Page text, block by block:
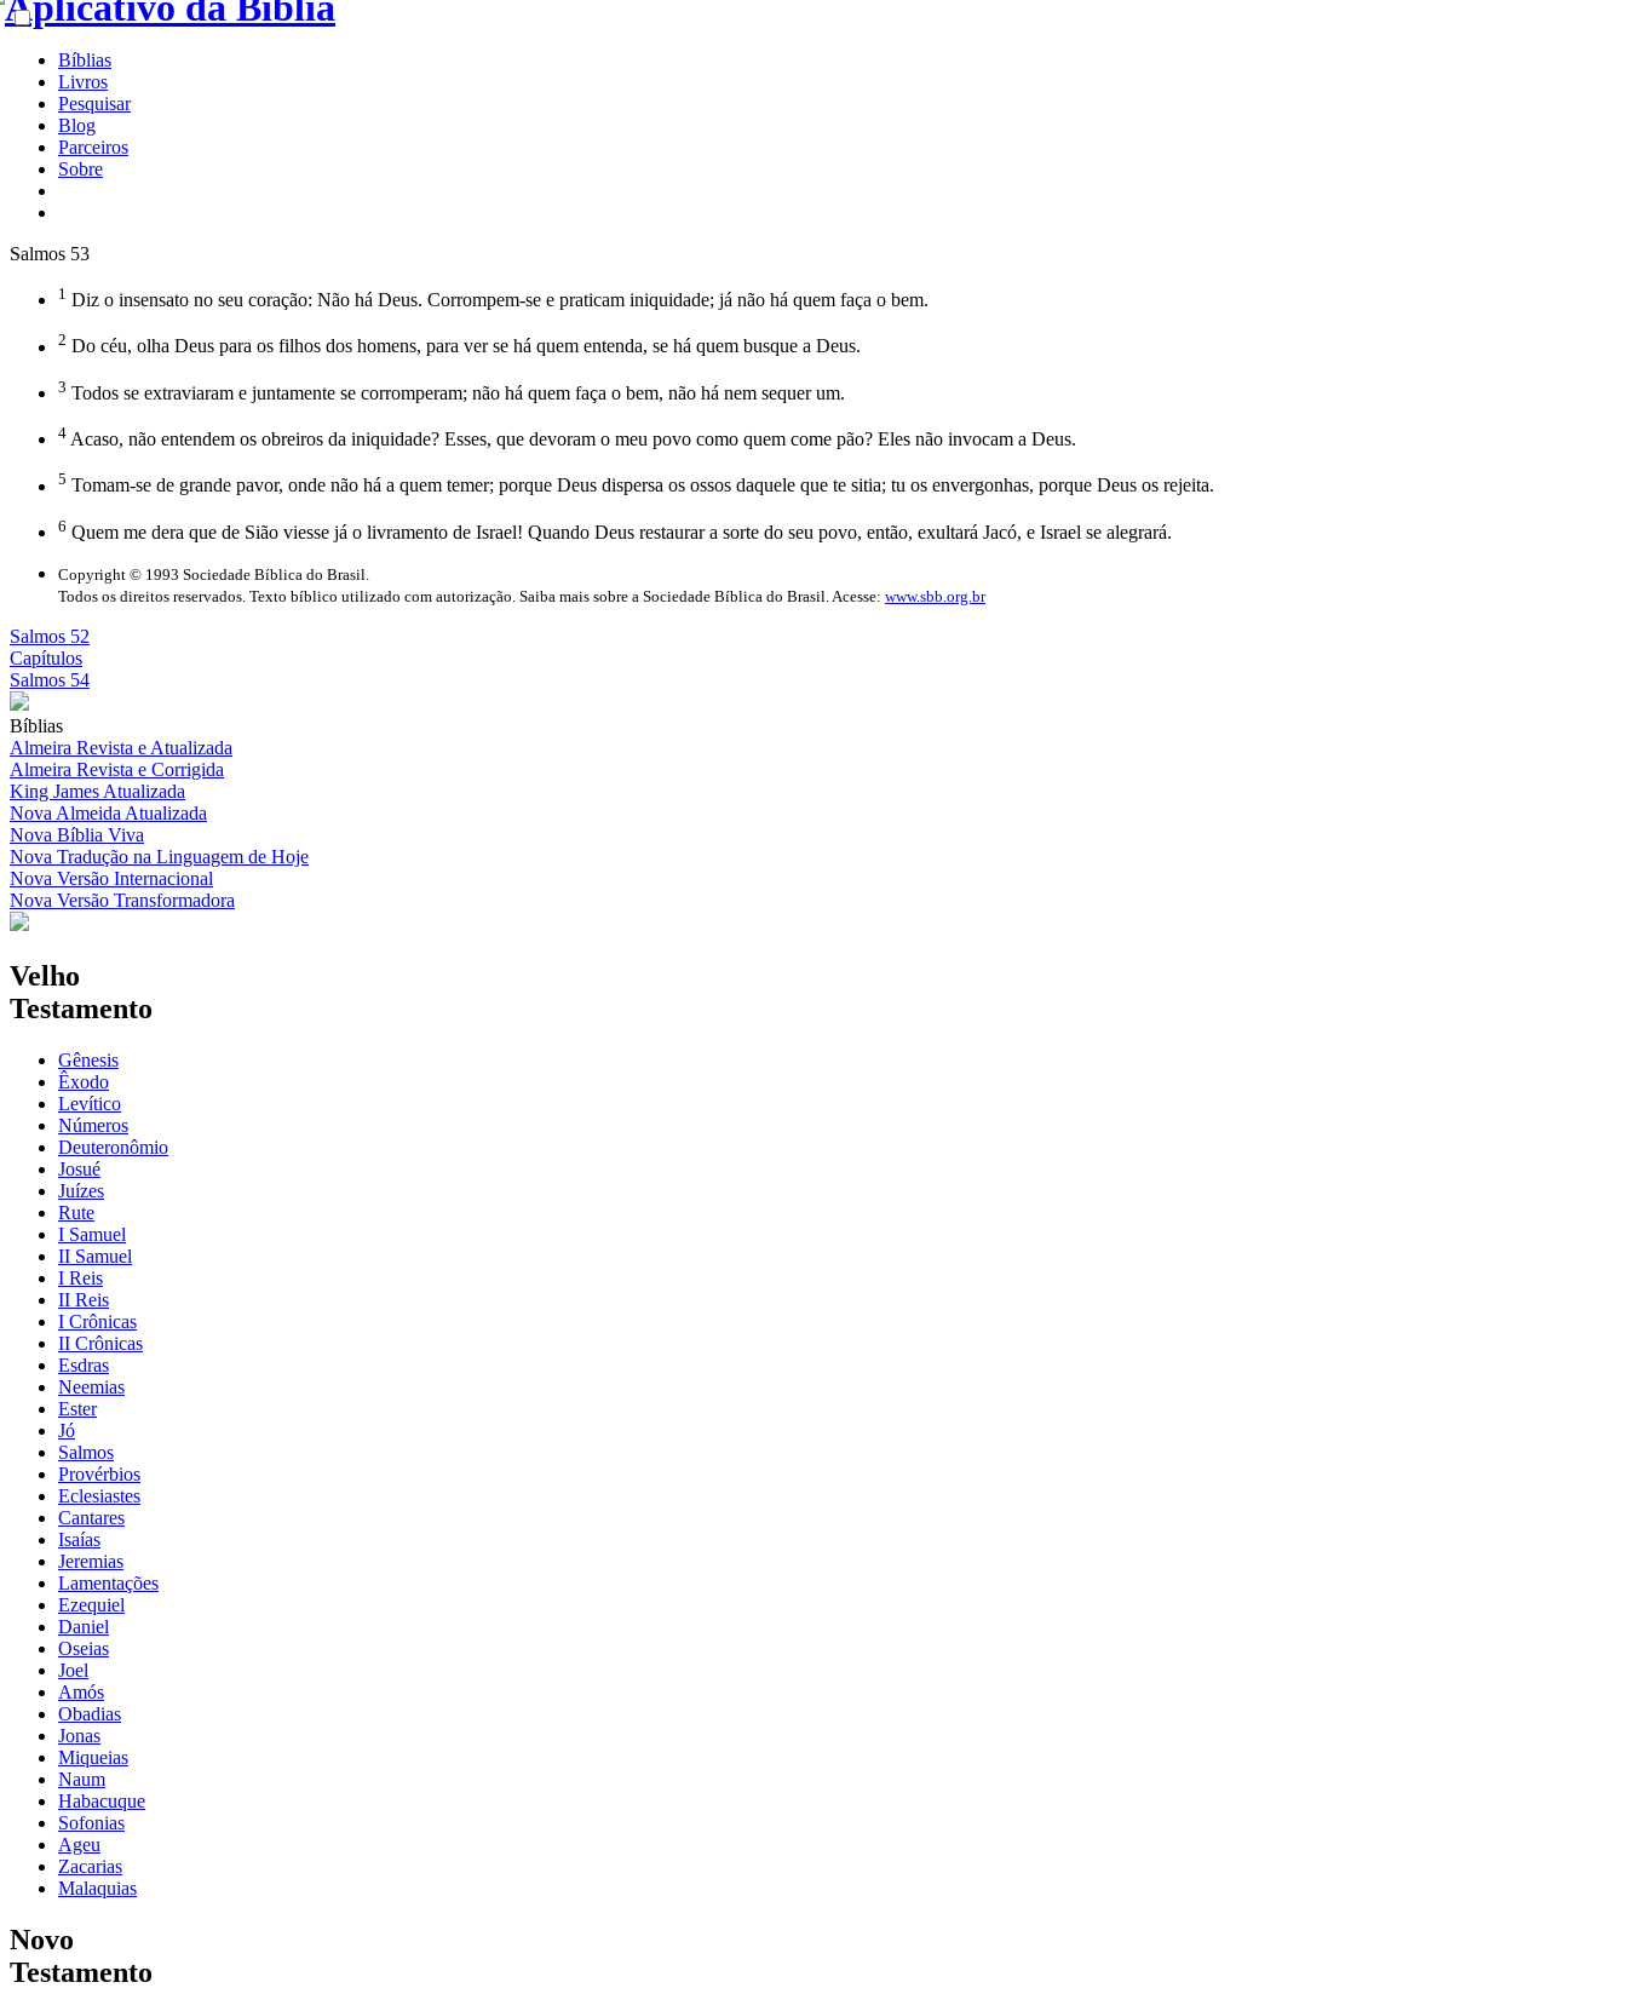
Bíblias
Livros
Pesquisar
Blog
Parceiros
Sobre
Salmos 53
1 Diz o insensato no seu coração: Não há Deus. Corrompem-se e praticam iniquidade; já não há quem faça o bem.
2 Do céu, olha Deus para os filhos dos homens, para ver se há quem entenda, se há quem busque a Deus.
3 Todos se extraviaram e juntamente se corromperam; não há quem faça o bem, não há nem sequer um.
4 Acaso, não entendem os obreiros da iniquidade? Esses, que devoram o meu povo como quem come pão? Eles não invocam a Deus.
5 Tomam-se de grande pavor, onde não há a quem temer; porque Deus dispersa os ossos daquele que te sitia; tu os envergonhas, porque Deus os rejeita.
6 Quem me dera que de Sião viesse já o livramento de Israel! Quando Deus restaurar a sorte do seu povo, então, exultará Jacó, e Israel se alegrará.
Copyright © 1993 Sociedade Bíblica do Brasil.
Todos os direitos reservados. Texto bíblico utilizado com autorização. Saiba mais sobre a Sociedade Bíblica do Brasil. Acesse: www.sbb.org.br
Salmos 52
Capítulos
Salmos 54
Bíblias
Almeira Revista e Atualizada
Almeira Revista e Corrigida
King James Atualizada
Nova Almeida Atualizada
Nova Bíblia Viva
Nova Tradução na Linguagem de Hoje
Nova Versão Internacional
Nova Versão Transformadora
Velho
Testamento
Gênesis
Êxodo
Levítico
Números
Deuteronômio
Josué
Juízes
Rute
I Samuel
II Samuel
I Reis
II Reis
I Crônicas
II Crônicas
Esdras
Neemias
Ester
Jó
Salmos
Provérbios
Eclesiastes
Cantares
Isaías
Jeremias
Lamentações
Ezequiel
Daniel
Oseias
Joel
Amós
Obadias
Jonas
Miqueias
Naum
Habacuque
Sofonias
Ageu
Zacarias
Malaquias
Novo
Testamento